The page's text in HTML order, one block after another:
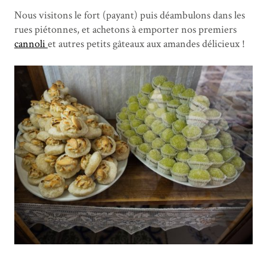
Nous visitons le fort (payant) puis déambulons dans les
rues piétonnes, et achetons à emporter nos premiers
cannoliet autres petits gâteaux aux amandes délicieux !